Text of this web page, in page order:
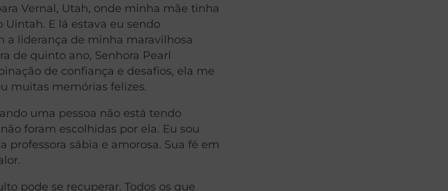
Vernal, Utah, onde minha mãe tinha
E lá estava eu sendo
liderança de minha maravilhosa
de quinto ano, Senhora Pearl
de confiança e desafios, ela me
muitas memórias felizes.
uma pessoa não está tendo
foram escolhidas por ela. Eu sou
sábia e amorosa. Sua fé em
pode se recuperar. Todos os que